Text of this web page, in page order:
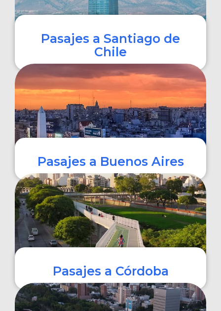
Pasajes a Santiago de
Chile
Pasajes a Buenos Aires
COMPRAR
Pasajes a Córdoba
COMPRAR